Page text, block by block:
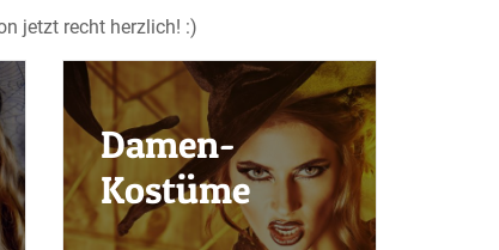
jetzt recht herzlich! :)
Damen-
Kostüme